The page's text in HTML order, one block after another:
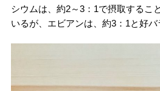
シウムは、約2～3：1で摂取するこ
いるが、エビアンは、約3：1と好バ